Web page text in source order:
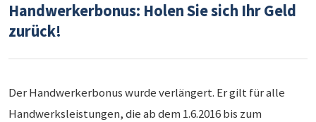
Handwerkerbonus: Holen Sie sich Ihr Geld
zurück!
Der Handwerkerbonus wurde verlängert. Er gilt für alle
Handwerksleistungen, die ab dem 1.6.2016 bis zum